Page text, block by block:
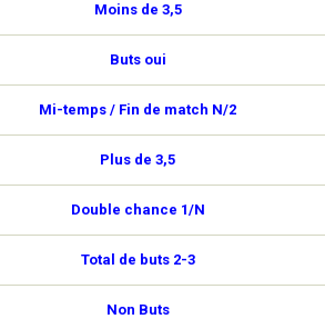
Moins de 3,5
Buts oui
Mi-temps / Fin de match N/2
Plus de 3,5
Double chance 1/N
Total de buts 2-3
Non Buts